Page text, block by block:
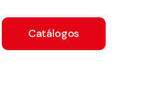
Catálogos